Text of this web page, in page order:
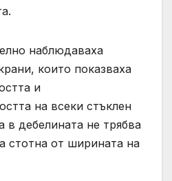
наблюдаваха
които показваха
и
на всеки стъклен
в дебелината не трябва
стотна от ширината на